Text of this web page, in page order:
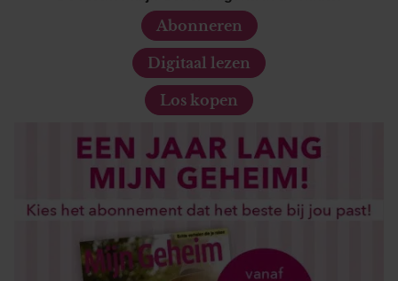
Abonneren
Digitaal lezen
Los kopen